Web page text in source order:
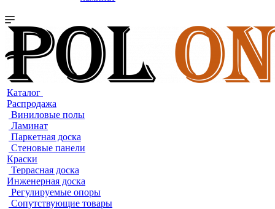
Каталог
Распродажа
Виниловые полы
Ламинат
Паркетная доска
Стеновые панели
Краски
Террасная доска
Инженерная доска
Регулируемые опоры
Сопутствующие товары